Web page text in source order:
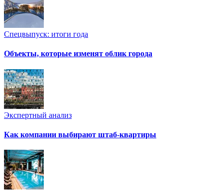
Спецвыпуск: итоги года
Объекты, которые изменят облик города
Экспертный анализ
Как компании выбирают штаб-квартиры